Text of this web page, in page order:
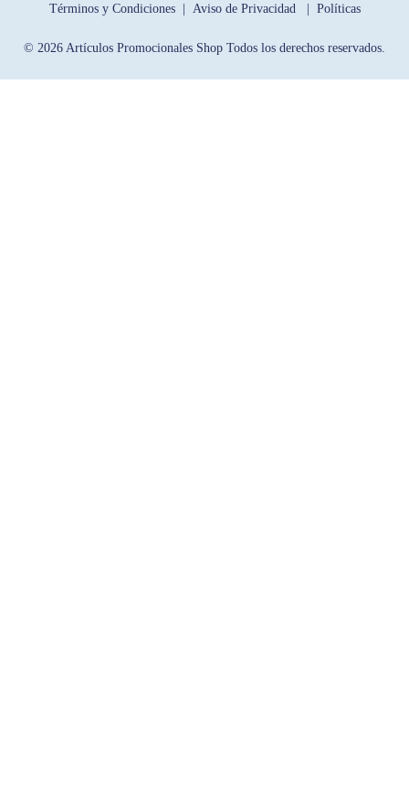
Términos y Condiciones | Aviso de Privacidad | Políticas
© 2026 Artículos Promocionales Shop Todos los derechos reservados.